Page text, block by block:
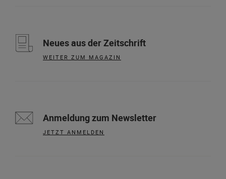
Neues aus der Zeitschrift
WEITER ZUM MAGAZIN
Anmeldung zum Newsletter
JETZT ANMELDEN